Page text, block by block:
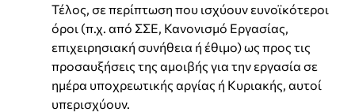
Τέλος, σε περίπτωση που ισχύουν ευνοϊκότεροι
όροι (π.χ. από ΣΣΕ, Κανονισμό Εργασίας,
επιχειρησιακή συνήθεια ή έθιμο) ως προς τις
προσαυξήσεις της αμοιβής για την εργασία σε
ημέρα υποχρεωτικής αργίας ή Κυριακής, αυτοί
υπερισχύουν.